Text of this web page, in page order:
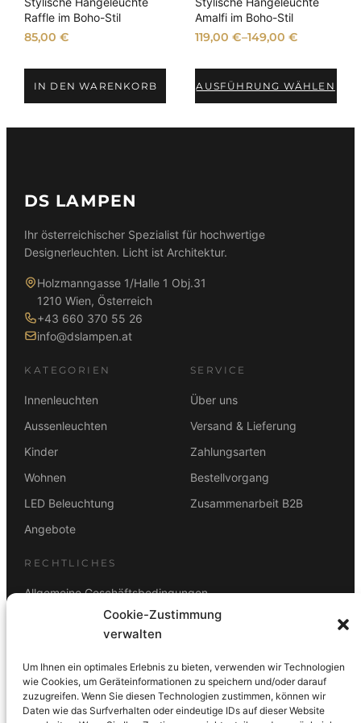
Cookie-Zustimmung
verwalten
Um Ihnen ein optimales Erlebnis zu bieten, verwenden wir Technologien
wie Cookies, um Geräteinformationen zu speichern und/oder darauf
zuzugreifen. Wenn Sie diesen Technologien zustimmen, können wir
Daten wie das Surfverhalten oder eindeutige IDs auf dieser Website
s
o
t
i
e
Raffle im Boho-Stil
85,00€
IN DEN WARENKORB
Amalfi im Boho-Stil
119,00 €–149,00 €
AUSFÜHRUNG WÄHLEN
DS LAMPEN
Ihr österreichischer Spezialist für hochwertige
Designerleuchten. Licht ist Architektur.
Holzmanngasse 1/Halle 1 Obj.31
1210 Wien, Österreich
+43 660 370 55 26
info@dslampen.at
KATEGORIEN
Innenleuchten
Aussenleuchten
Kinder
Wohnen
LED Beleuchtung
Angebote
SERVICE
Über uns
Versand & Lieferung
Zahlungsarten
Bestellvorgang
Zusammenarbeit B2B
RECHTLICHES
Allgemeine Geschäftsbedingungen
Rücktrittsbelehrung
ZAHLUNGSARTEN